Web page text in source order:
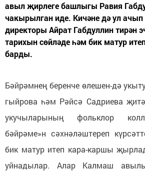
авыл җирлеге башлыгы Равия
чакырылган иде. Кичәне дә ул
директоры Айрат Габдуллин тирән
тарихын сөйләде һәм бик матур
барды.
Бәйрәмнең беренче өлешен-дә
гыйрова һәм Рәйсә Садриева
укучыларының фольклор
бәйрәме»н сәхнәләштереп
бик матур итеп кара-каршы
уйнадылар. Алар Калмаш